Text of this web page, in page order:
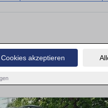
akzeptieren
Finden Sie in
einen Citroen C4 Picasso